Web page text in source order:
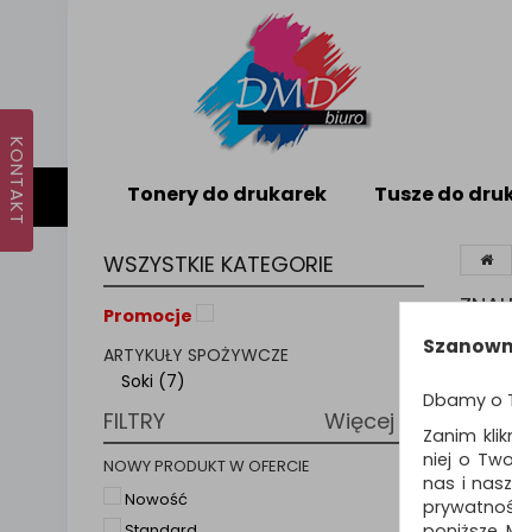
Tonery do drukarek Tusze do
WSZYSTKIE KATEGORIE
Promocje
ARTYKUŁY SPOŻYWCZE
Soki (7)
FILTRY Więcej
NOWY PRODUKT W OFERCIE
Nowość
Dbamy o
Zanim
niej o
nas i